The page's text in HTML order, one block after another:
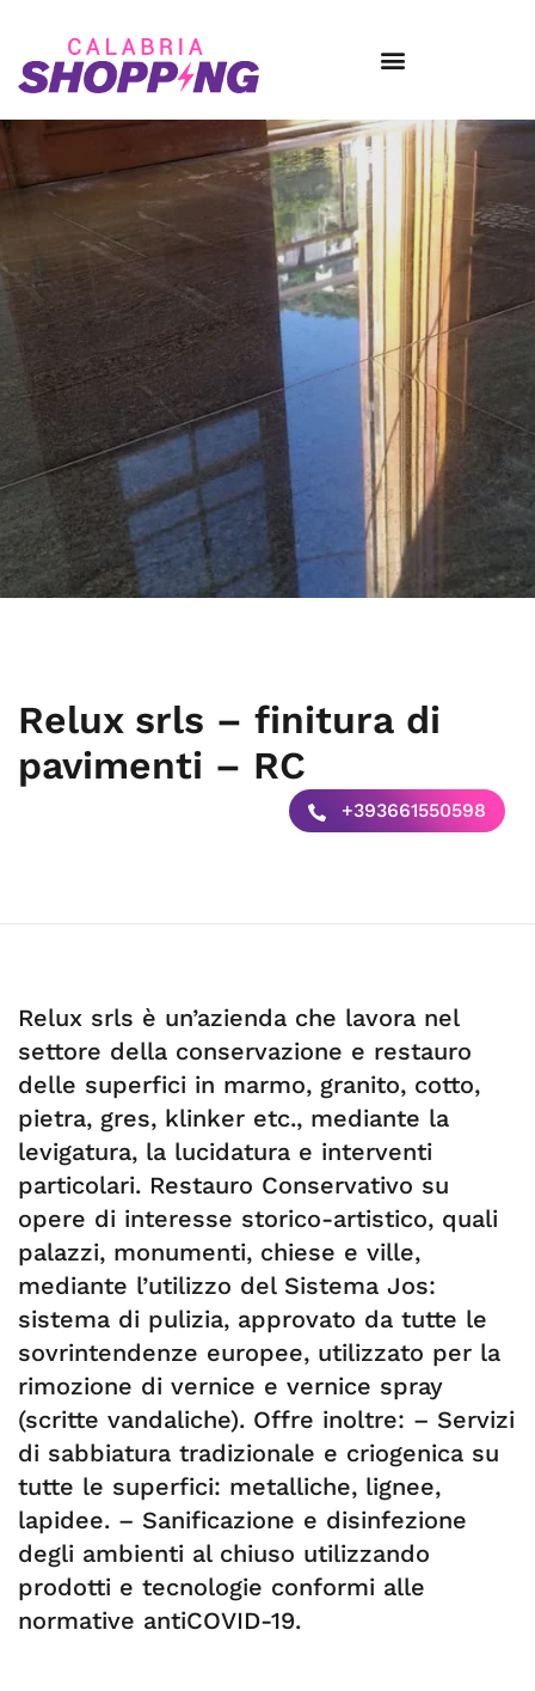
Relux srls – finitura di
pavimenti – RC
+393661550598
Relux srls è un’azienda che lavora nel
settore della conservazione e restauro
delle superfici in marmo, granito, cotto,
pietra, gres, klinker etc., mediante la
levigatura, la lucidatura e interventi
particolari. Restauro Conservativo su
opere di interesse storico-artistico, quali
palazzi, monumenti, chiese e ville,
mediante l’utilizzo del Sistema Jos:
sistema di pulizia, approvato da tutte le
sovrintendenze europee, utilizzato per la
rimozione di vernice e vernice spray
(scritte vandaliche). Offre inoltre: – Servizi
di sabbiatura tradizionale e criogenica su
tutte le superfici: metalliche, lignee,
lapidee. – Sanificazione e disinfezione
degli ambienti al chiuso utilizzando
prodotti e tecnologie conformi alle
normative antiCOVID-19.